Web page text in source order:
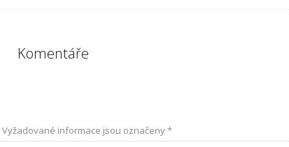
Komentáře
Vyžadované informace jsou označeny*